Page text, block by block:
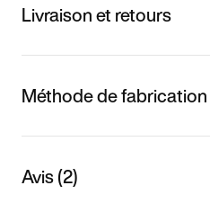
Livraison et retours
Méthode de fabrication
Avis (2)